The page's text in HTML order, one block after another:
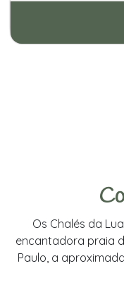
Os Chalés da
encantadora praia
Paulo, a